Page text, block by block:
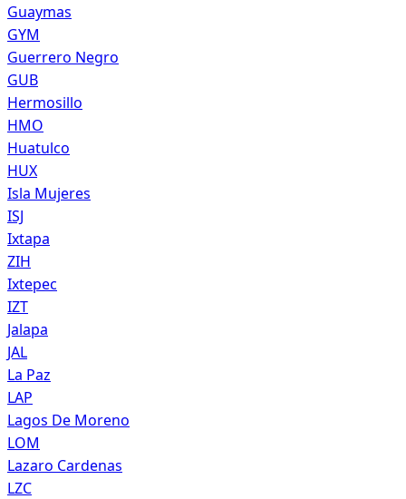
Guaymas
GYM
Guerrero Negro
GUB
Hermosillo
HMO
Huatulco
HUX
Isla Mujeres
ISJ
Ixtapa
ZIH
Ixtepec
IZT
Jalapa
JAL
La Paz
LAP
Lagos De Moreno
LOM
Lazaro Cardenas
LZC